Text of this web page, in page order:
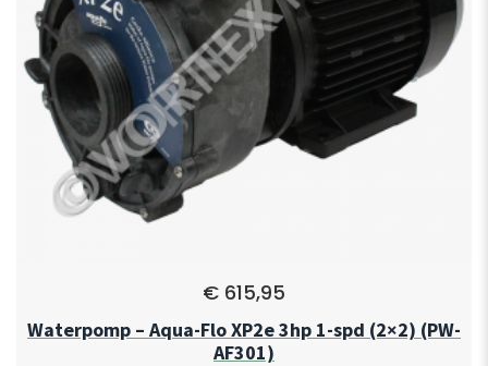
€ 615,95
Waterpomp – Aqua-Flo XP2e 3hp 1-spd (2×2) (PW-
AF301)